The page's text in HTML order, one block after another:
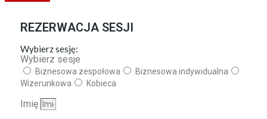
REZERWACJA SESJI
Wybierz sesję:
Wybierz sesje
Biznesowa zespołowa
Biznesowa indywidualna
Wizerunkowa
Kobieca
Imię